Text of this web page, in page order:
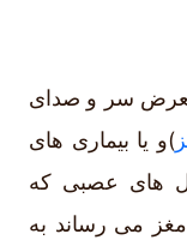
معرض سر و صدای
)و یا بیماری های
های عصبی که
می رساند به